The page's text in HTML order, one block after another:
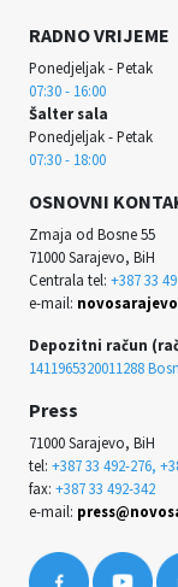
RADNO VRIJEME
Ponedjeljak - Petak
07:30 - 16:00
Šalter sala
Ponedjeljak - Petak
07:30 - 18:00
OSNOVNI
Zmaja od Bosne 55
71000 Sarajevo, BiH
Centrala tel: +387 33
e-mail:
Depozitni račun
1411965320011288
Press
71000 Sarajevo, BiH
tel: +387 33 492-276,
fax: +387 33 492-342
e-mail: